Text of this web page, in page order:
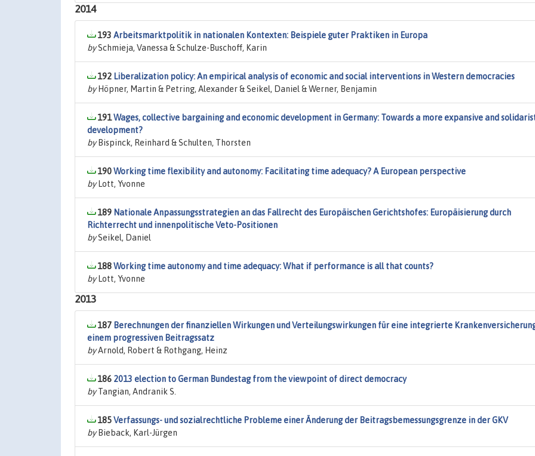
2014
193 Arbeitsmarktpolitik in nationalen Kontexten: Beispiele guter Praktiken in Europa
bySchmieja, Vanessa & Schulze-Buschoff, Karin
192 Liberalization policy: An empirical analysis of economic and social interventions in Western democracies
byHöpner, Martin & Petring, Alexander & Seikel, Daniel & Werner, Benjamin
191Wages, collective bargaining and economic development in Germany: Towards a more expansive and
development?
byBispinck, Reinhard & Schulten, Thorsten
190Working time flexibility and autonomy: Facilitating time adequacy? A European perspective
byLott, Yvonne
189 Nationale Anpassungsstrategien an das Fallrecht des Europäischen Gerichtshofes: Europäisierung durch
Richterrecht und innenpolitische Veto-Positionen
bySeikel, Daniel
188Working time autonomy and time adequacy: What if performance is all that counts?
byLott, Yvonne
2013
187 Berechnungen der finanziellen Wirkungen und Verteilungswirkungen für eine integrierte
einem progressiven Beitragssatz
byArnold, Robert & Rothgang, Heinz
186 2013 election to German Bundestag from the viewpoint of direct democracy
byTangian, Andranik S.
185Verfassungs- und sozialrechtliche Probleme einer Änderung der Beitragsbemessungsgrenze in der GKV
byBieback, Karl-Jürgen